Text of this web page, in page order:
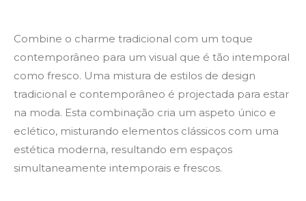
Combine o charme tradicional com um toque
contemporâneo para um visual que é tão intemporal
como fresco. Uma mistura de estilos de design
tradicional e contemporâneo é projectada para estar
na moda. Esta combinação cria um aspeto único e
eclético, misturando elementos clássicos com uma
estética moderna, resultando em espaços
simultaneamente intemporais e frescos.